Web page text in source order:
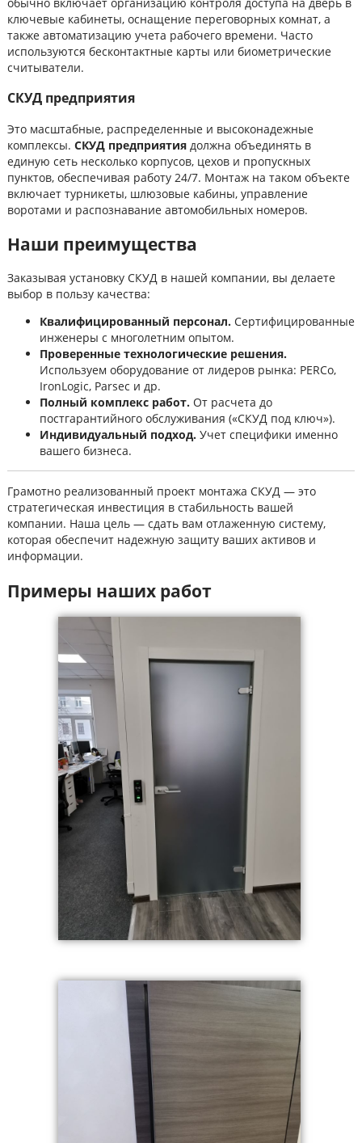
ключевые кабинеты, оснащение переговорных комнат, а
также автоматизацию учета рабочего времени. Часто
используются бесконтактные карты или биометрические
считыватели.
СКУД предприятия
Это масштабные, распределенные и высоконадежные
комплексы. СКУД предприятия должна объединять в
единую сеть несколько корпусов, цехов и пропускных
пунктов, обеспечивая работу 24/7. Монтаж на таком объекте
включает турникеты, шлюзовые кабины, управление
воротами и распознавание автомобильных номеров.
Наши преимущества
Заказывая установку СКУД в нашей компании, вы делаете
выбор в пользу качества:
Квалифицированный персонал. Сертифицированные
инженеры с многолетним опытом.
Проверенные технологические решения.
Используем оборудование от лидеров рынка: PERCo,
IronLogic, Parsec и др.
Полный комплекс работ. От расчета до
постгарантийного обслуживания («СКУД под ключ»).
Индивидуальный подход. Учет специфики именно
вашего бизнеса.
Грамотно реализованный проект монтажа СКУД — это
стратегическая инвестиция в стабильность вашей
компании. Наша цель — сдать вам отлаженную систему,
которая обеспечит надежную защиту ваших активов и
информации.
Примеры наших работ